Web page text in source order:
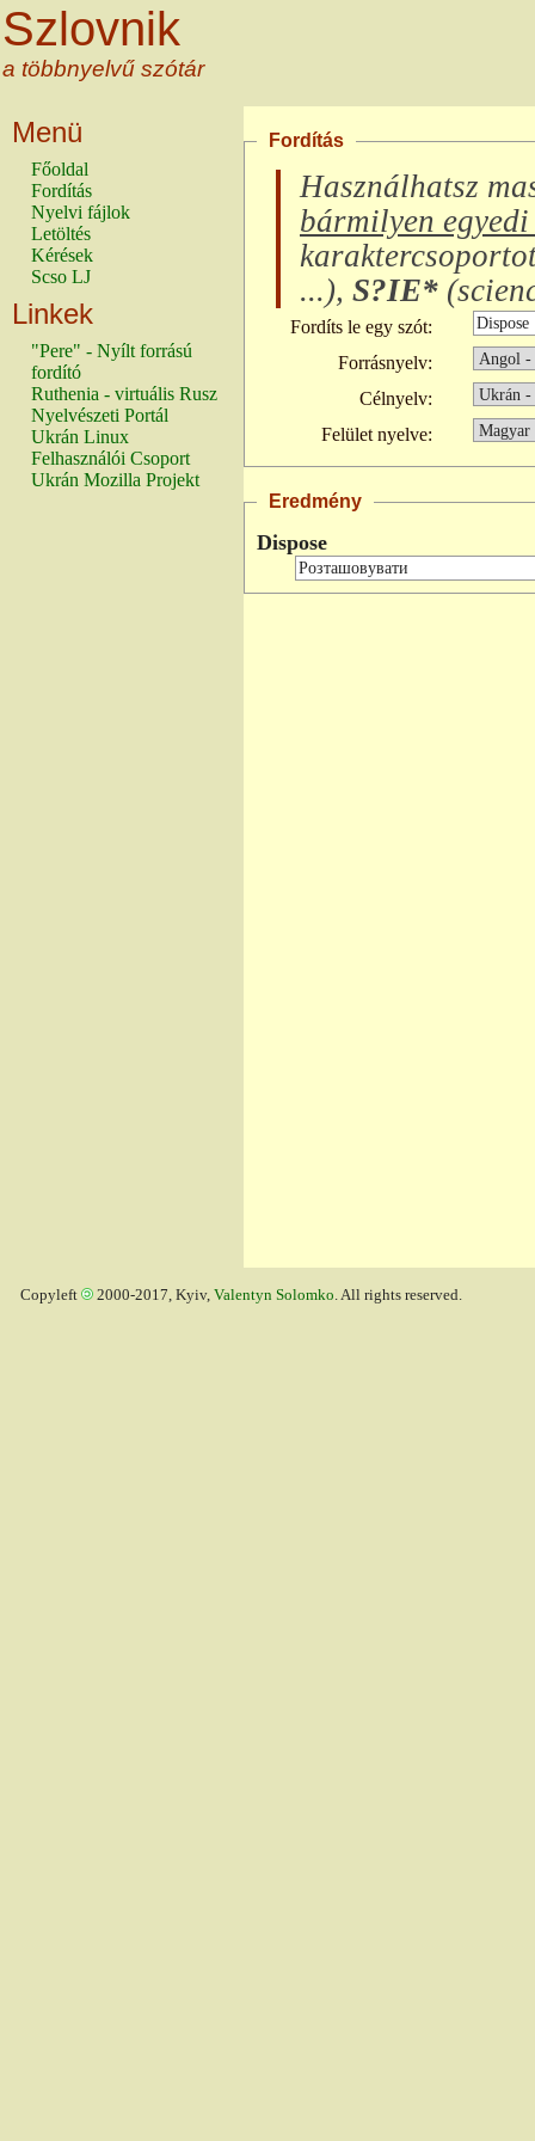
Szlovnik
a többnyelvű szótár
Menü
Főoldal
Fordítás
Nyelvi fájlok
Letöltés
Kérések
Scso LJ
Linkek
"Pere" - Nyílt forrású
fordító
Ruthenia - virtuális Rusz
Nyelvészeti Portál
Ukrán Linux
Felhasználói Csoport
Ukrán Mozilla Projekt
Fordítás
Használhatsz
bármilyen
...), S?IE* (
Fordíts le egy szót:
Forrásnyelv:
Célnyelv:
Felület nyelve:
Eredmény
Dispose
Copyleft 2000-2017, Kyiv, Valentyn Solomko. All rights reserved.